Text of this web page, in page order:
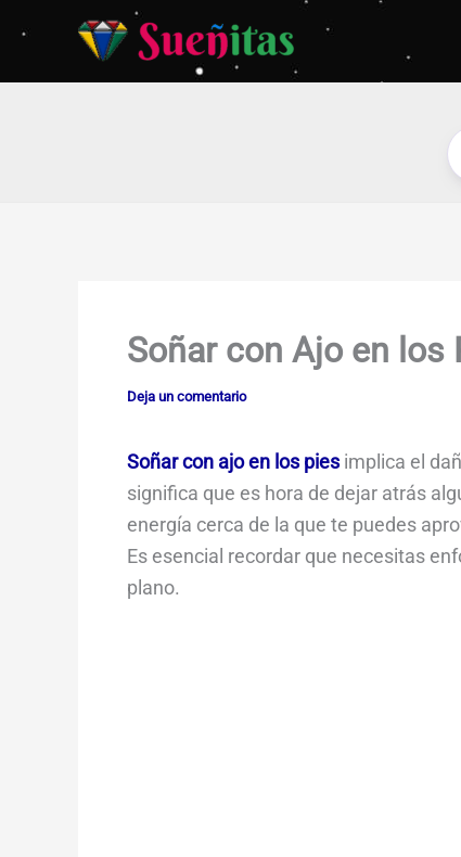
contenido
Soñar con Ajo en los
Deja un comentario
Soñar con ajo en los piesimplica el
significa que es hora de dejar atrás
energía cerca de la que te puedes
Es esencial recordar que necesitas
plano.